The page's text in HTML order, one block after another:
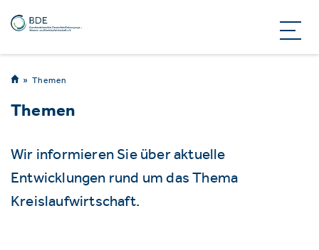
Themen
Themen
Wir informieren Sie über aktuelle
Entwicklungen rund um das Thema
Kreislaufwirtschaft.